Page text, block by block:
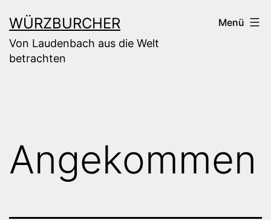
Inhalt
springen
WÜRZBURCHER
Von Laudenbach aus die Welt
betrachten
Menü
Angekommen